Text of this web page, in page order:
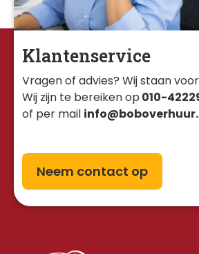
Klantenservice
Vragen of advies? Wij staan
Wij zijn te bereiken op 010-
of per mail
Neem contact op